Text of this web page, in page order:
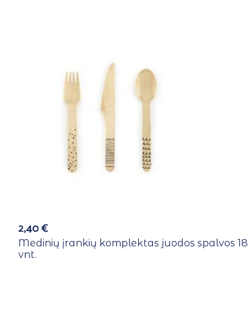
2,40€
Medinių įrankių komplektas juodos spalvos 18
vnt.